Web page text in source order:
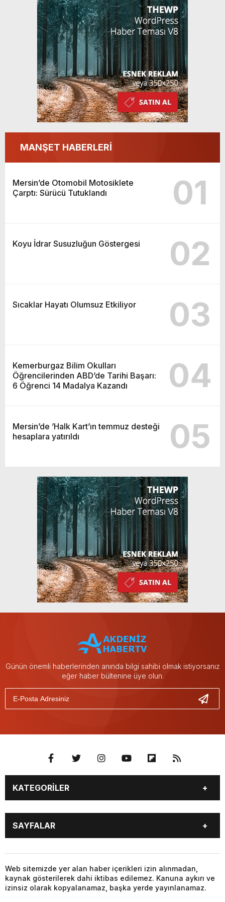
MANŞET HABERLERİ
Mersin’de Otomobil Motosiklete
Çarptı: Sürücü Tutuklandı
01
Koyu İdrar Susuzluğun Göstergesi 02
Sıcaklar Hayatı Olumsuz Etkiliyor 03
Kemerburgaz Bilim Okulları
Öğrencilerinden ABD’de Tarihi Başarı:
6 Öğrenci 14 Madalya Kazandı
04
Mersin’de ’Halk Kart’ın temmuz desteği
hesaplara yatırıldı
05
Günün önemli haberlerinden anında bilgi sahibi olmak istiyorsanız
eğer haber bültenine üye olun.
KATEGORİLER
GÜNDEM
SEKTÖR ÖZEL
DÜNYA
EKONOMİ
SPOR
SAYFALAR
DÜNYA
SİYASET
EKONOMİ
SPOR
Web sitemizde yer alan haber içerikleri izin alınmadan,
kaynak gösterilerek dahi iktibas edilemez. Kanuna aykırı ve
izinsiz olarak kopyalanamaz, başka yerde yayınlanamaz.